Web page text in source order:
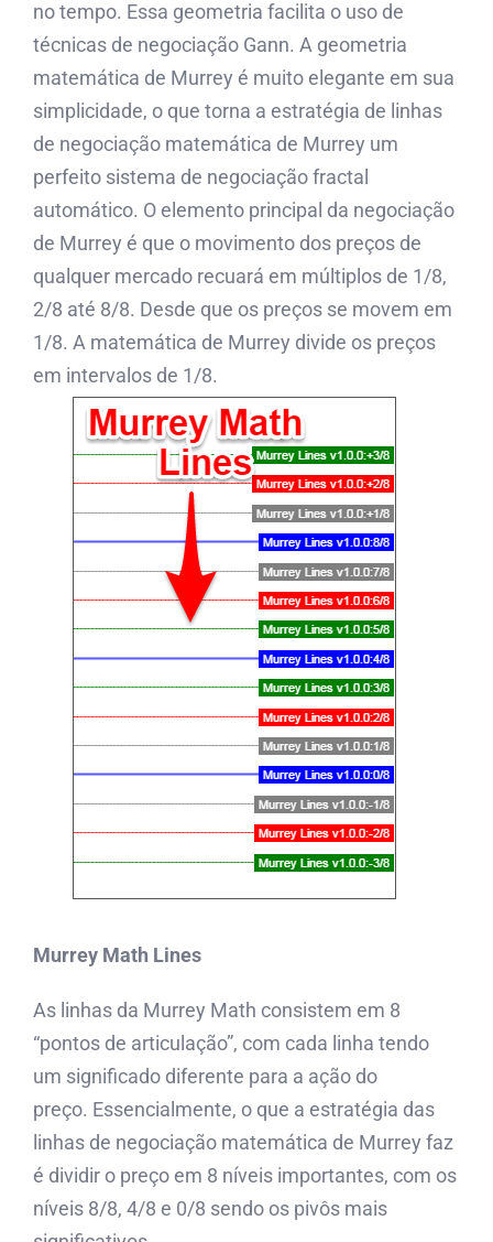
no tempo. Essa geometria facilita o uso de
técnicas de negociação Gann. A geometria
matemática de Murrey é muito elegante em sua
simplicidade, o que torna a estratégia de linhas
de negociação matemática de Murrey um
perfeito sistema de negociação fractal
automático. O elemento principal da negociação
de Murrey é que o movimento dos preços de
qualquer mercado recuará em múltiplos de 1/8,
2/8 até 8/8. Desde que os preços se movem em
1/8. A matemática de Murrey divide os preços
em intervalos de 1/8.
Murrey Math Lines
As linhas da Murrey Math consistem em 8
“pontos de articulação”, com cada linha tendo
um significado diferente para a ação do
preço. Essencialmente, o que a estratégia das
linhas de negociação matemática de Murrey faz
é dividir o preço em 8 níveis importantes, com os
níveis 8/8, 4/8 e 0/8 sendo os pivôs mais